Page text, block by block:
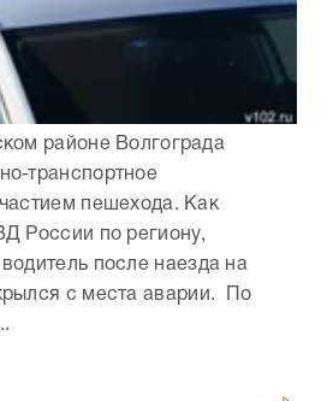
районе Волгограда
транспортное
пешехода. Как
России по региону,
после наезда на
с места аварии. По